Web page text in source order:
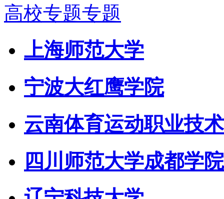
高校专题专题
上海师范大学
宁波大红鹰学院
云南体育运动职业技
四川师范大学成都学院